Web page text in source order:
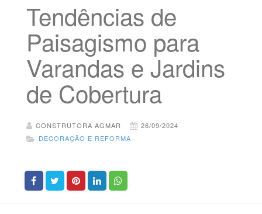
Tendências de
Paisagismo para
Varandas e Jardins
de Cobertura
CONSTRUTORA AGMAR
26/09/2024
DECORAÇÃO E REFORMA